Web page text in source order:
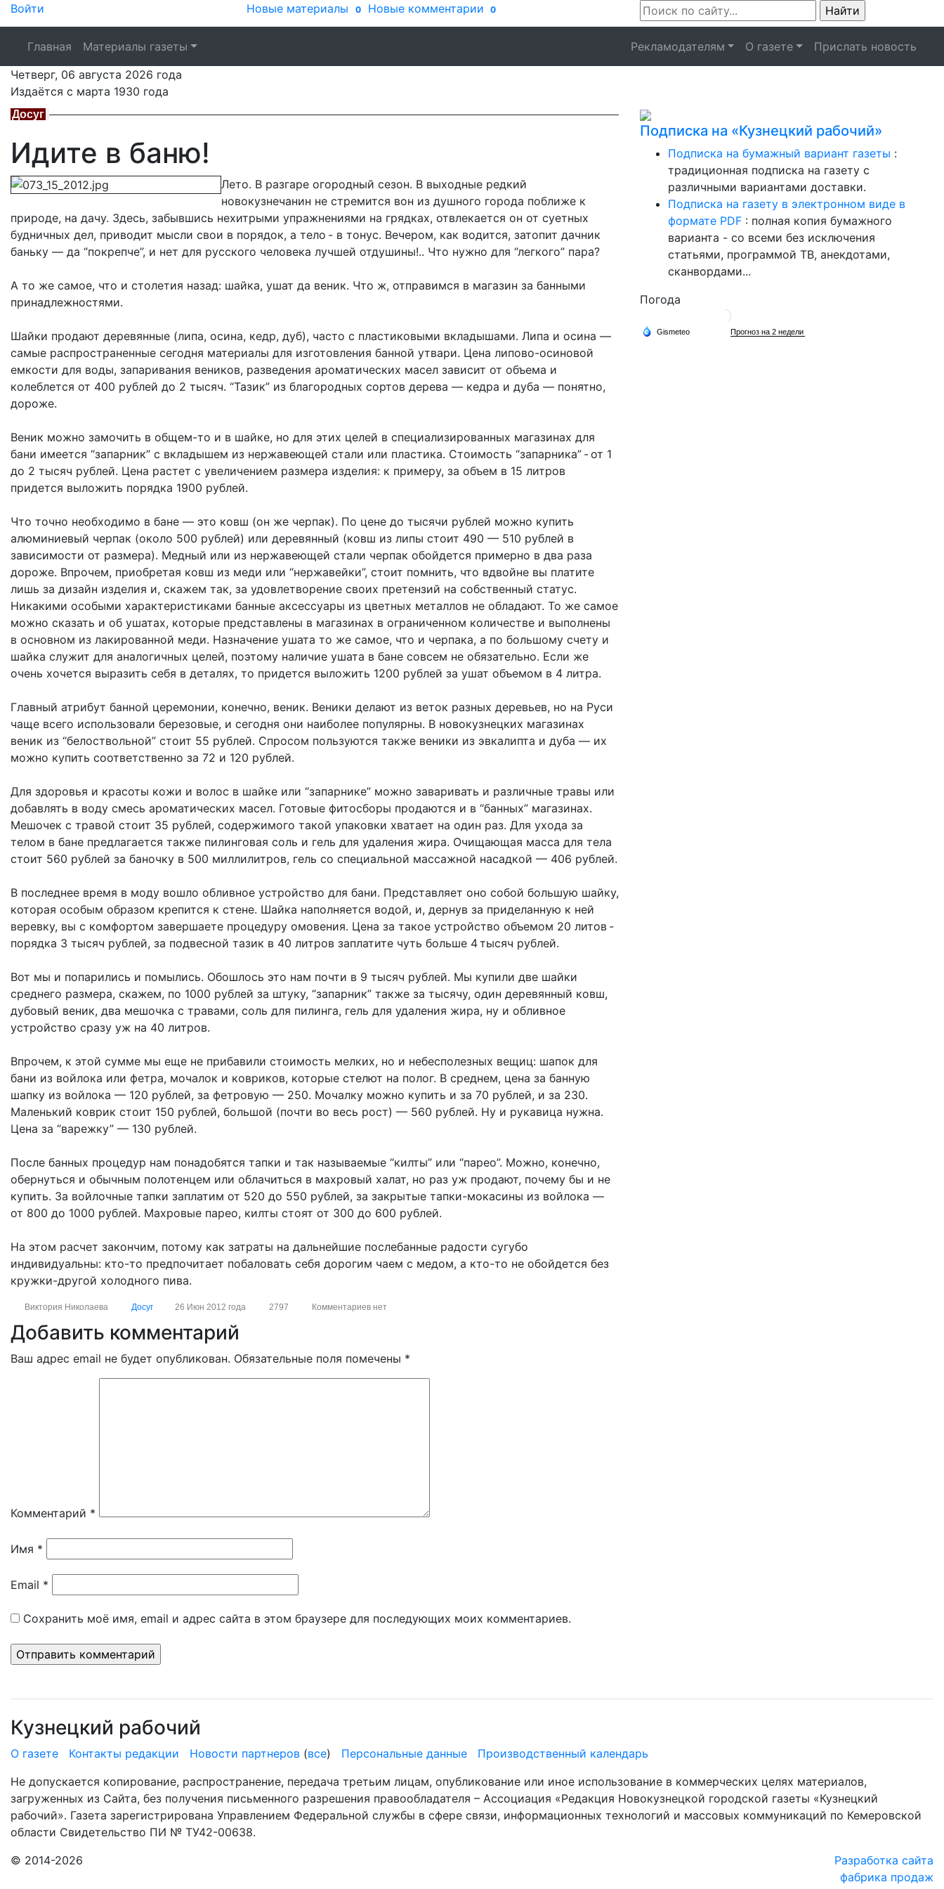
Войти Новые материалы 0 Новые комментарии 0
Главная Материалы газеты Рекламодателям О газете
Прислать новость
Четверг, 06 августа 2026 года
Издаётся с марта 1930 года
Досуг
Идите в баню!
Лето. В разгаре огородный сезон. В выходные редкий
новокузнечанин не стремится вон из душного города поближе к
природе, на дачу. Здесь, забывшись нехитрыми упражнениями на грядках, отвлекается он от суетных
будничных дел, приводит мысли свои в порядок, а тело - в тонус. Вечером, как водится, затопит дачник
баньку — да “покрепче”, и нет для русского человека лучшей отдушины!.. Что нужно для “легкого” пара?
А то же самое, что и столетия назад: шайка, ушат да веник. Что ж, отправимся в магазин за банными
принадлежностями.
Шайки продают деревянные (липа, осина, кедр, дуб), часто c пластиковыми вкладышами. Липа и осина —
самые распространенные сегодня материалы для изготовления банной утвари. Цена липово-осиновой
емкости для воды, запаривания веников, разведения ароматических масел зависит от объема и
колеблется от 400 рублей до 2 тысяч. “Тазик” из благородных сортов дерева — кедра и дуба — понятно,
дороже.
Веник можно замочить в общем-то и в шайке, но для этих целей в специализированных магазинах для
бани имеется “запарник” с вкладышем из нержавеющей стали или пластика. Стоимость “запарника” - от 1
до 2 тысяч рублей. Цена растет с увеличением размера изделия: к примеру, за объем в 15 литров
придется выложить порядка 1900 рублей.
Что точно необходимо в бане — это ковш (он же черпак). По цене до тысячи рублей можно купить
алюминиевый черпак (около 500 рублей) или деревянный (ковш из липы стоит 490 — 510 рублей в
зависимости от размера). Медный или из нержавеющей стали черпак обойдется примерно в два раза
дороже. Впрочем, приобретая ковш из меди или “нержавейки”, стоит помнить, что вдвойне вы платите
лишь за дизайн изделия и, скажем так, за удовлетворение своих претензий на собственный статус.
Никакими особыми характеристиками банные аксессуары из цветных металлов не обладают. То же самое
можно сказать и об ушатах, которые представлены в магазинах в ограниченном количестве и выполнены
в основном из лакированной меди. Назначение ушата то же самое, что и черпака, а по большому счету и
шайка служит для аналогичных целей, поэтому наличие ушата в бане совсем не обязательно. Если же
очень хочется выразить себя в деталях, то придется выложить 1200 рублей за ушат объемом в 4 литра.
Главный атрибут банной церемонии, конечно, веник. Веники делают из веток разных деревьев, но на Руси
чаще всего использовали березовые, и сегодня они наиболее популярны. В новокузнецких магазинах
веник из “белоствольной” стоит 55 рублей. Спросом пользуются также веники из эвкалипта и дуба — их
можно купить соответственно за 72 и 120 рублей.
Для здоровья и красоты кожи и волос в шайке или “запарнике” можно заваривать и различные травы или
добавлять в воду смесь ароматических масел. Готовые фитосборы продаются и в “банных” магазинах.
Мешочек с травой стоит 35 рублей, содержимого такой упаковки хватает на один раз. Для ухода за
телом в бане предлагается также пилинговая соль и гель для удаления жира. Очищающая масса для тела
стоит 560 рублей за баночку в 500 миллилитров, гель со специальной массажной насадкой — 406 рублей.
В последнее время в моду вошло обливное устройство для бани. Представляет оно собой большую шайку,
которая особым образом крепится к стене. Шайка наполняется водой, и, дернув за приделанную к ней
веревку, вы с комфортом завершаете процедуру омовения. Цена за такое устройство объемом 20 литов -
порядка 3 тысяч рублей, за подвесной тазик в 40 литров заплатите чуть больше 4 тысяч рублей.
Вот мы и попарились и помылись. Обошлось это нам почти в 9 тысяч рублей. Мы купили две шайки
среднего размера, скажем, по 1000 рублей за штуку, “запарник” также за тысячу, один деревянный ковш,
дубовый веник, два мешочка с травами, соль для пилинга, гель для удаления жира, ну и обливное
устройство сразу уж на 40 литров.
Впрочем, к этой сумме мы еще не прибавили стоимость мелких, но и небесполезных вещиц: шапок для
бани из войлока или фетра, мочалок и ковриков, которые стелют на полог. В среднем, цена за банную
шапку из войлока — 120 рублей, за фетровую — 250. Мочалку можно купить и за 70 рублей, и за 230.
Маленький коврик стоит 150 рублей, большой (почти во весь рост) — 560 рублей. Ну и рукавица нужна.
Цена за “варежку” — 130 рублей.
После банных процедур нам понадобятся тапки и так называемые “килты” или “парео”. Можно, конечно,
обернуться и обычным полотенцем или облачиться в махровый халат, но раз уж продают, почему бы и не
купить. За войлочные тапки заплатим от 520 до 550 рублей, за закрытые тапки-мокасины из войлока —
от 800 до 1000 рублей. Махровые парео, килты стоят от 300 до 600 рублей.
На этом расчет закончим, потому как затраты на дальнейшие послебанные радости сугубо
индивидуальны: кто-то предпочитает побаловать себя дорогим чаем с медом, а кто-то не обойдется без
кружки-другой холодного пива.
Виктория Николаева Досуг 26 Июн 2012 года 2797 Комментариев нет
Добавить комментарий
Ваш адрес email не будет опубликован. Обязательные поля помечены *
Комментарий *
Имя *
Email *
Сохранить моё имя, email и адрес сайта в этом браузере для последующих моих комментариев.
Подписка на «Кузнецкий рабочий»
Подписка на бумажный вариант газеты :
традиционная подписка на газету с
различными вариантами доставки.
Подписка на газету в электронном виде в
формате PDF : полная копия бумажного
варианта - со всеми без исключения
статьями, программой ТВ, анекдотами,
сканвордами...
Погода
Кузнецкий рабочий
О газете Контакты редакции Новости партнеров (все) Персональные данные
Производственный календарь
Не допускается копирование, распространение, передача третьим лицам, опубликование или иное использование в коммерческих целях материалов,
загруженных из Сайта, без получения письменного разрешения правообладателя – Ассоциация «Редакция Новокузнецкой городской газеты «Кузнецкий
рабочий». Газета зарегистрирована Управлением Федеральной службы в сфере связи, информационных технологий и массовых коммуникаций по Кемеровской
области Свидетельство ПИ № ТУ42-00638.
© 2014-2026
Разработка сайта
фабрика продаж